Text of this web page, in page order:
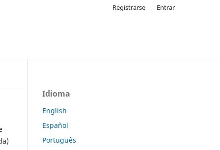
Registrarse Entrar
Idioma
English
Español
Português